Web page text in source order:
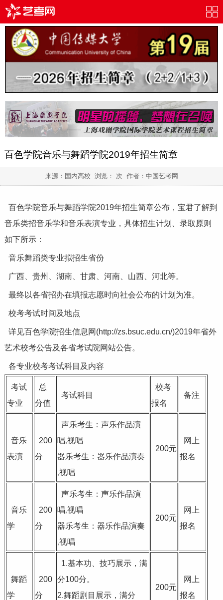
百色学院音乐与舞蹈学院2019年招生简章
来源：国内高校 浏览： 次 作者： 中国艺考网
百色学院音乐与舞蹈学院2019年招生简章公布，宝君了解到
音乐类招音乐学和音乐表演专业，具体招生计划、录取原则
如下所示：
音乐舞蹈类专业拟招生省份
广西、贵州、湖南、甘肃、河南、山西、河北等。
最终以各省招办在填报志愿时向社会公布的计划为准。
校考考试时间及地点
详见百色学院招生信息网(http://zs.bsuc.edu.cn/)2019年省外
艺术校考公告及各省考试院网站公告。
各专业校考考试科目及内容
考试
专业
总
分值
考试科目
校考
报名
备注
音乐
表演
200
分
声乐考生：声乐作品演
唱‚视唱
器乐考生：器乐作品演奏
‚视唱
200元
网上
报名
音乐
学
200
分
声乐考生：声乐作品演
唱‚视唱
器乐考生：器乐作品演奏
‚视唱
200元
网上
报名
舞蹈
学
200
分
1.基本功、技巧展示，满
分100分。
2.舞蹈剧目展示，满分
200元
网上
报名